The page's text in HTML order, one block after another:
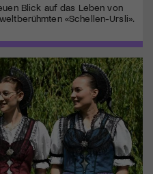
Blick auf das Leben von
«Schellen-Ursli».